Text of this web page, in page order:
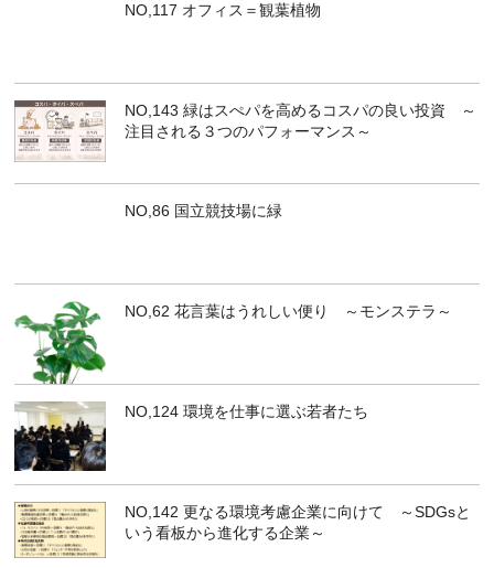
NO,117 オフィス＝観葉植物
NO,143 緑はスぺパを高めるコスパの良い投資 ～
注目される３つのパフォーマンス～
NO,86 国立競技場に緑
NO,62 花言葉はうれしい便り ～モンステラ～
NO,124 環境を仕事に選ぶ若者たち
NO,142 更なる環境考慮企業に向けて ～SDGsと
いう看板から進化する企業～